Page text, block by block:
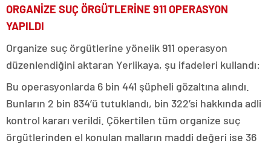
ORGANİZE SUÇ ÖRGÜTLERİNE 911 OPERASYON
YAPILDI
Organize suç örgütlerine yönelik 911 operasyon
düzenlendiğini aktaran Yerlikaya, şu ifadeleri kullandı:
Bu operasyonlarda 6 bin 441 şüpheli gözaltına alındı.
Bunların 2 bin 834’ü tutuklandı, bin 322’si hakkında adli
kontrol kararı verildi. Çökertilen tüm organize suç
örgütlerinden el konulan malların maddi değeri ise 36